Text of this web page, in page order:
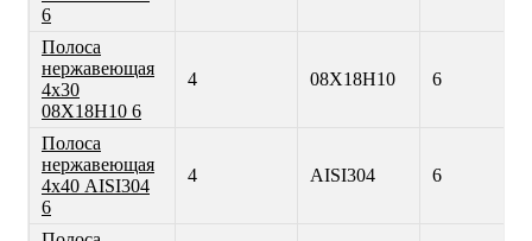
6
Полоса
нержавеющая
4х30
08Х18Н10 6
4 08Х18Н10 6
Полоса
нержавеющая
4х40 AISI304
6
4 AISI304 6